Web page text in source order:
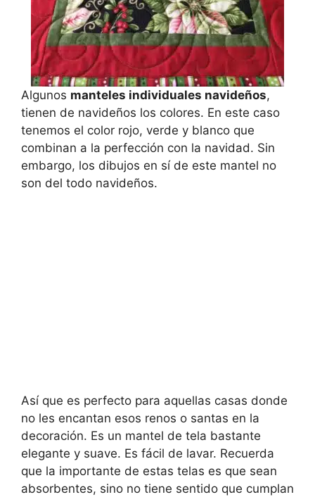
Algunos manteles individuales navideños,
tienen de navideños los colores. En este caso
tenemos el color rojo, verde y blanco que
combinan a la perfección con la navidad. Sin
embargo, los dibujos en sí de este mantel no
son del todo navideños.
Así que es perfecto para aquellas casas donde
no les encantan esos renos o santas en la
decoración. Es un mantel de tela bastante
elegante y suave. Es fácil de lavar. Recuerda
que la importante de estas telas es que sean
absorbentes, sino no tiene sentido que cumplan